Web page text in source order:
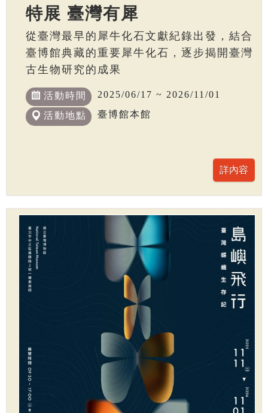
特展 臺灣有犀
從臺灣最早的犀牛化石文獻紀錄出發，結合
臺博館典藏的重要犀牛化石，逐步揭開臺灣
古生物研究的成果
活動時間 2025/06/17 ~ 2026/11/01
活動地點 臺博館本館